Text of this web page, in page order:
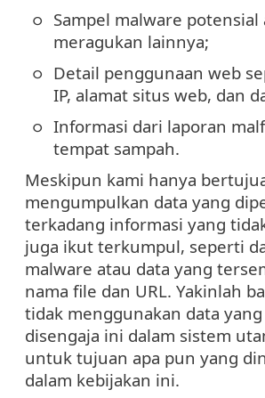
Sampel malware potensial
meragukan lainnya;
Detail penggunaan web
IP, alamat situs web, dan
Informasi dari laporan
tempat sampah.
Meskipun kami hanya
mengumpulkan data yang
terkadang informasi yang
juga ikut terkumpul, seperti
malware atau data yang
nama file dan URL. Yakinlah
tidak menggunakan data
disengaja ini dalam sistem
untuk tujuan apa pun yang
dalam kebijakan ini.